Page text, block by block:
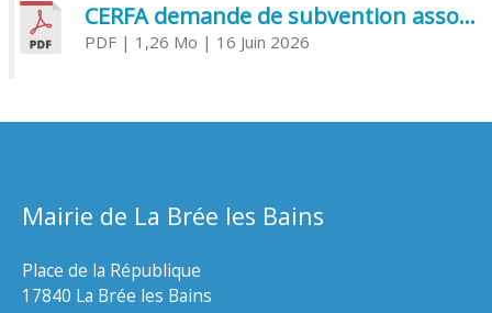
CERFA demande de subvention association
PDF| 1,26 Mo | 16 Juin 2026
Mairie de La Brée les Bains
Place de la République
17840 La Brée les Bains